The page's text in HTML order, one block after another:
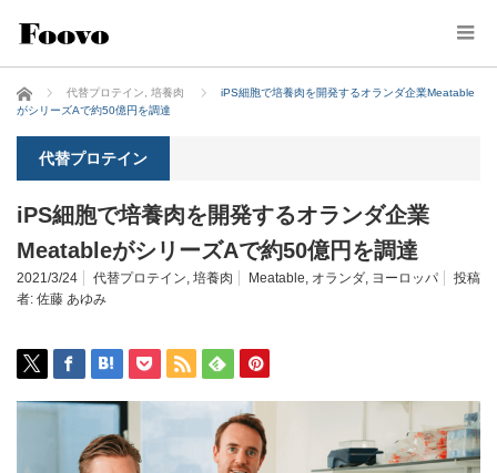
ホーム 代替プロテイン 培養肉
iPS細胞で培養肉を開発するオランダ企業Meatable
がシリーズAで約50億円を調達
代替プロテイン
iPS細胞で培養肉を開発するオランダ企業
MeatableがシリーズAで約50億円を調達
2021/3/24 代替プロテイン, 培養肉 Meatable, オランダ, ヨーロッパ
投稿
者: 佐藤 あゆみ